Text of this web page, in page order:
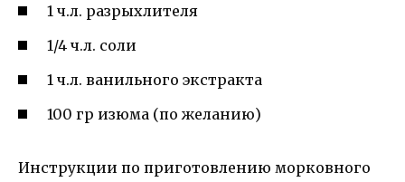
1 ч.л. разрыхлителя
1/4 ч.л. соли
1 ч.л. ванильного экстракта
100 гр изюма (по желанию)
Инструкции по приготовлению морковного